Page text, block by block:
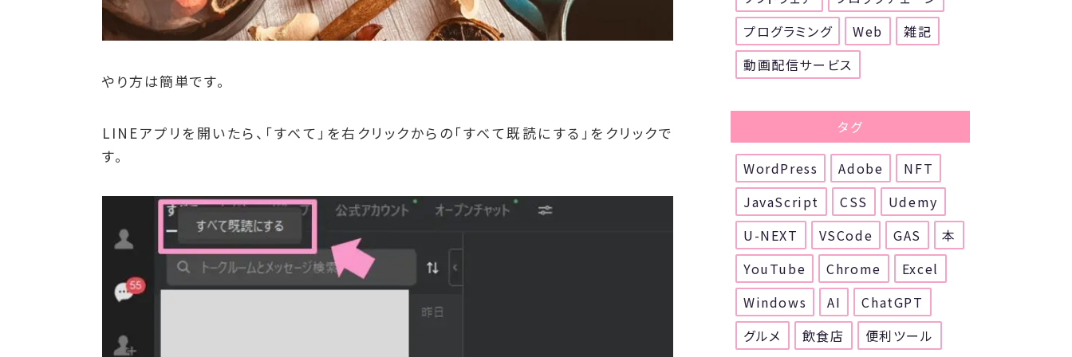
やり方は簡単です。
LINEアプリを開いたら、「すべて」を右クリックからの「すべて既読にする」をクリックで
す。
プログラミング
Web
雑記
動画配信サービス
タグ
WordPress Adobe
NFT
JavaScript
CSS
Udemy
U-NEXT
VSCode GAS
本
YouTube
Chrome
Excel
Windows
AI
ChatGPT
グルメ
飲食店 便利ツール